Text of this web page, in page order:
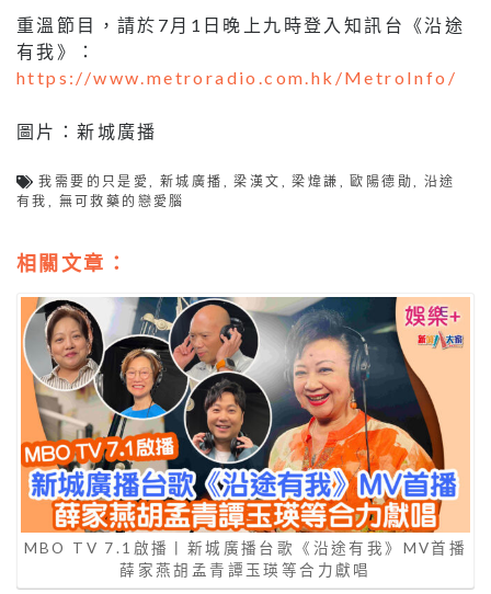
重溫節目，請於7月1日晚上九時登入知訊台《沿途
有我》：
https://www.metroradio.com.hk/MetroInfo/
圖片：新城廣播
我需要的只是愛 ,新城廣播 ,梁漢文 ,梁煒謙 ,歐陽德勛
沿途
有我
無可救藥的戀愛腦
相關文章：
MBO TV 7.1啟播丨新城廣播台歌《沿途有我》MV首播
薛家燕胡孟青譚玉瑛等合力獻唱